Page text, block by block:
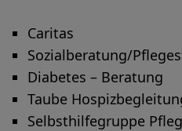
Caritas
Sozialberatung/
Diabetes – Beratung
Taube
Selbsthilfegruppe